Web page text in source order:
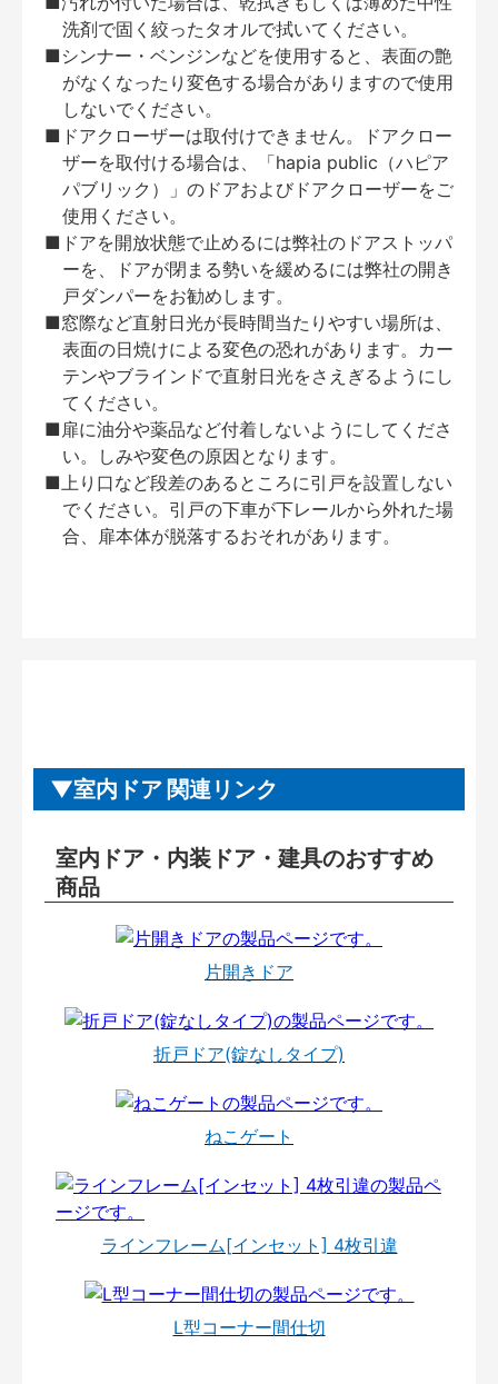
洗剤で固く絞ったタオルで拭いてください。
■シンナー・ベンジンなどを使用すると、表面の艶
がなくなったり変色する場合がありますので使用
しないでください。
■ドアクローザーは取付けできません。ドアクロー
ザーを取付ける場合は、「hapia public（ハピア
パブリック）」のドアおよびドアクローザーをご
使用ください。
■ドアを開放状態で止めるには弊社のドアストッパ
ーを、ドアが閉まる勢いを緩めるには弊社の開き
戸ダンパーをお勧めします。
■窓際など直射日光が長時間当たりやすい場所は、
表面の日焼けによる変色の恐れがあります。カー
テンやブラインドで直射日光をさえぎるようにし
てください。
■扉に油分や薬品など付着しないようにしてくださ
い。しみや変色の原因となります。
■上り口など段差のあるところに引戸を設置しない
でください。引戸の下車が下レールから外れた場
合、扉本体が脱落するおそれがあります。
室内ドア 関連リンク
室内ドア・内装ドア・建具のおすすめ
商品
片開きドア
折戸ドア(錠なしタイプ)
ねこゲート
ラインフレーム[インセット] 4枚引違
L型コーナー間仕切